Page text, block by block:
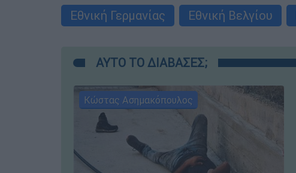
Εθνική Γερμανίας
Εθνική Βελγίου
ΑΥΤΟ ΤΟ ΔΙΑΒΑΣΕΣ;
Κώστας Ασημακόπουλος